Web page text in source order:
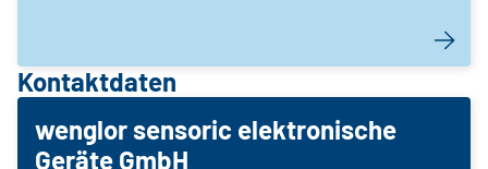
Kontaktdaten
wenglor sensoric elektronische
Geräte GmbH